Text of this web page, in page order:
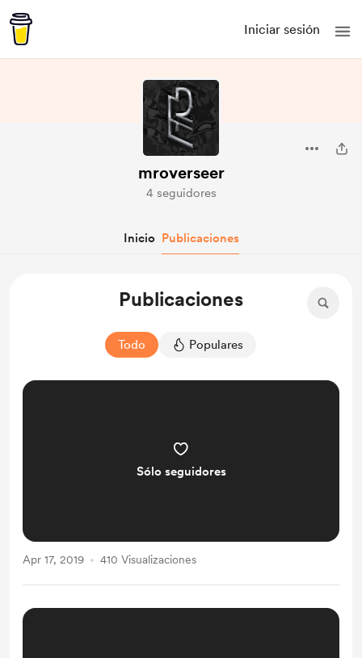
Iniciar sesión
mroverseer
4 seguidores
Inicio Publicaciones
Publicaciones
Todo Populares
Sólo seguidores
Apr 17, 2019 410 Visualizaciones